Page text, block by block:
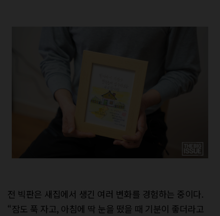
전 빅판은 새집에서 생긴 여러 변화를 경험하는 중이다.
“잠도 푹 자고, 아침에 딱 눈을 떴을 때 기분이 좋더라고